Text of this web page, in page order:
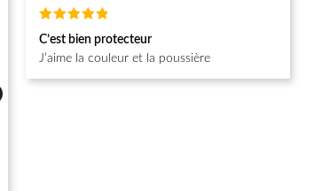
Note5
sur 5
C’est bien protecteur
J’aime la couleur et la poussière